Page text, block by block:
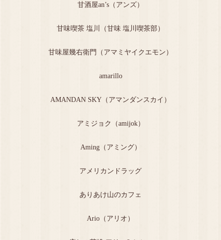
甘酒屋an’s（アンズ）
甘味喫茶 塩川（甘味 塩川喫茶部）
甘味屋幾右衛門（アマミヤイクエモン）
amarillo
AMANDAN SKY（アマンダンスカイ）
アミジョク（amijok）
Aming（アミング）
アメリカンドラッグ
ありあけ山のカフェ
Ario（アリオ）